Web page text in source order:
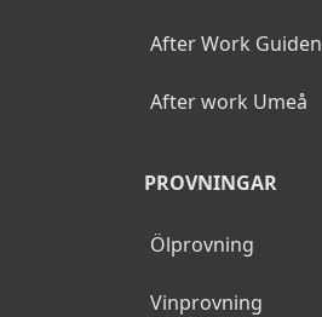
After Work Guiden
After work Umeå
PROVNINGAR
Ölprovning
Vinprovning